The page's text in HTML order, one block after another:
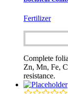
Fertilizer
Complete
Zn, Mn, Fe,
resistance.